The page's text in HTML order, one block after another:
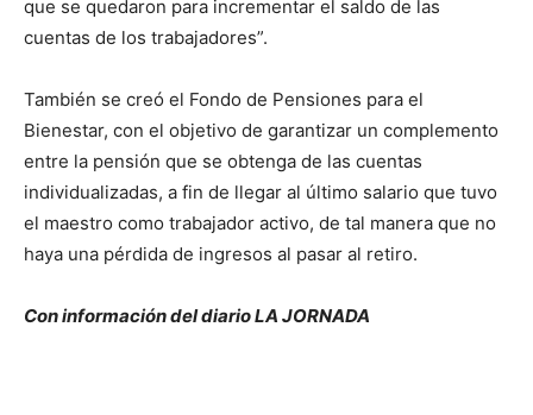
que se quedaron para incrementar el saldo de las
cuentas de los trabajadores”.
También se creó el Fondo de Pensiones para el
Bienestar, con el objetivo de garantizar un complemento
entre la pensión que se obtenga de las cuentas
individualizadas, a fin de llegar al último salario que tuvo
el maestro como trabajador activo, de tal manera que no
haya una pérdida de ingresos al pasar al retiro.
Con información del diario LA JORNADA